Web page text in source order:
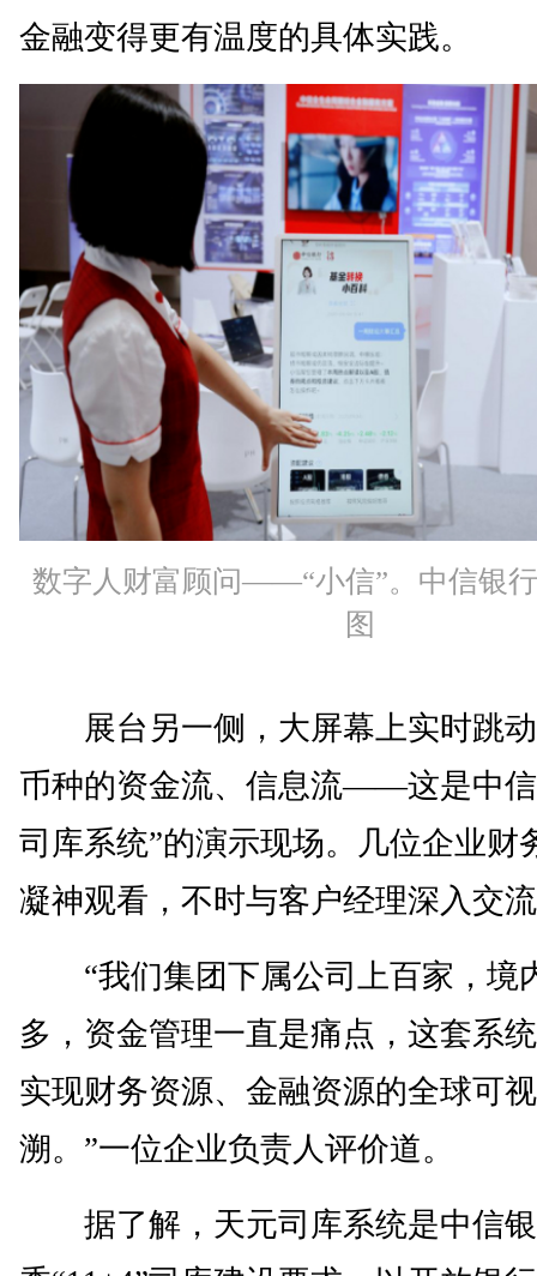
金融变得更有温度的具体实践。
数字人财富顾问——“小信”。中信银
图
展台另一侧，大屏幕上实时跳动
币种的资金流、信息流——这是中
司库系统”的演示现场。几位企业财
凝神观看，不时与客户经理深入交
“我们集团下属公司上百家，境
多，资金管理一直是痛点，这套系
实现财务资源、金融资源的全球可
溯。”一位企业负责人评价道。
据了解，天元司库系统是中信银